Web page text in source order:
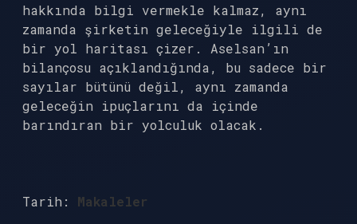
hakkında bilgi vermekle kalmaz, aynı
zamanda şirketin geleceğiyle ilgili de
bir yol haritası çizer. Aselsan’ın
bilançosu açıklandığında, bu sadece bir
sayılar bütünü değil, aynı zamanda
geleceğin ipuçlarını da içinde
barındıran bir yolculuk olacak.
Tarih: Makaleler